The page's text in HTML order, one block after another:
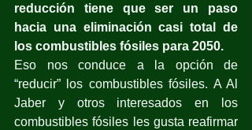
reducción tiene que ser un paso
hacia una eliminación casi total de
los combustibles fósiles para 2050.
Eso nos conduce a la opción de
“reducir” los combustibles fósiles. A Al
Jaber y otros interesados en los
combustibles fósiles les gusta reafirmar